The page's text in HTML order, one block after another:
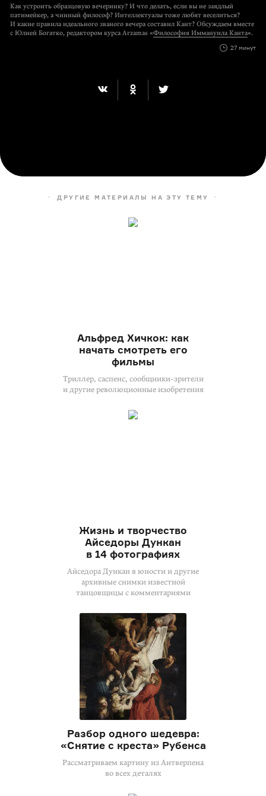
Как устроить образцовую вечеринку? И что делать, если вы не заядлый
патимейкер, а чинный философ? Интеллектуалы тоже любят веселиться?
И какие правила идеального званого вечера составил Кант? Обсуждаем вместе
с Юлией Богатко, редактором курса Arzamas «Философия Иммануила Канта».
27 минут
ДРУГИЕ МАТЕРИАЛЫ НА ЭТУ ТЕМУ
Альфред Хичкок: как
начать смотреть его
фильмы
Триллер, саспенс, сообщники-зрители
и другие революционные изобретения
Жизнь и творчество
Айседоры Дункан
в 14 фотографиях
Айседора Дункан в юности и другие
архивные снимки известной
танцовщицы с комментариями
Разбор одного шедевра:
«Снятие с креста» Рубенса
Рассматриваем картину из Антверпена
во всех деталях